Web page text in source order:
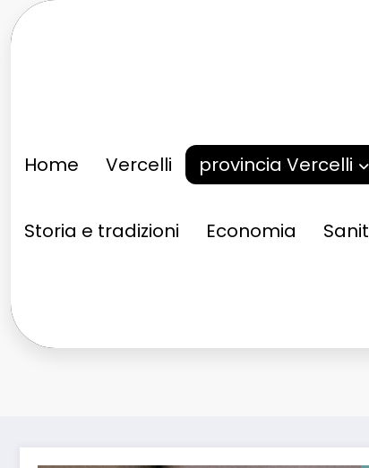
al
Home Vercelli provincia Vercelli
Storia e tradizioni Economia